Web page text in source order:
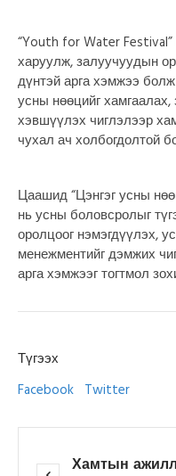
“Youth for Water
харуулж, залуучуудын
дүнтэй арга хэмжээ
усны нөөцийг хамгаалах,
хэвшүүлэх чиглэлээр
чухал ач холбогдолтой
Цаашид “Цэнгэг усны
нь усны боловсролыг
оролцоог нэмэгдүүлэх,
менежментийг дэмжих
арга хэмжээг тогтмол
Түгээх
Facebook Twitter
Хамтын